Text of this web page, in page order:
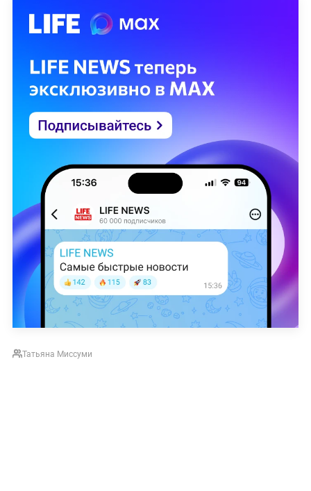
Татьяна Миссуми